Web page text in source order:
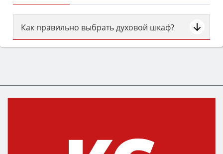
Как правильно выбрать духовой шкаф?
Сначала определитесь с типом (газовый или
класс энергопотребления не ниже A и нужные